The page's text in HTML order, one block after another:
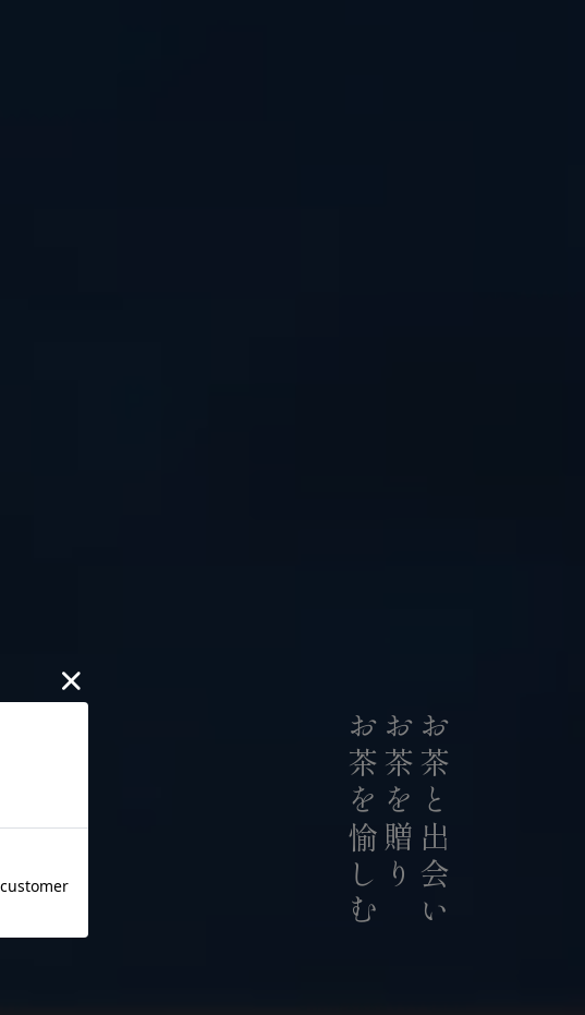
お茶と出会い
お茶を贈り
お茶を愉しむ
、
お茶のリーディングカンパニーとして
持続可能な茶農業の発展に貢
積極的に推進していま